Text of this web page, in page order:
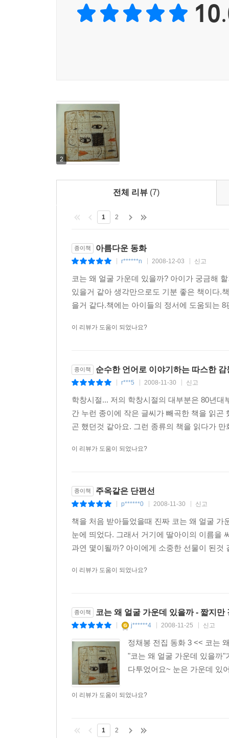
2
전체 리뷰 (7)
1 2
종이책 아름다운 동화
r******n 2008-12-03 신고
코는 왜 얼굴 가운데 있을까? 아이가 궁금해
있을거 같아 생각만으로도 기분 좋은 책이다.
을거 같다.책에는 아이들의 정서에 도움되는
이 리뷰가 도움이 되었나요?
종이책 순수한 언어로 이야기하는 따스한 감
r***5 2008-11-30 신고
학창시절... 저의 학창시절의 대부분은 80년
간 누런 종이에 작은 글씨가 빼곡한 책을 읽
곤 했던것 같아요. 그런 종류의 책을 읽다가
이 리뷰가 도움이 되었나요?
종이책 주옥같은 단편선
p******0 2008-11-30 신고
책을 처음 받아들었을때 진짜 코는 왜 얼굴
눈에 띄었다. 그래서 거기에 딸아이의 이름을
과연 몇이될까? 아이에게 소중한 선물이 된
이 리뷰가 도움이 되었나요?
종이책 코는 왜 얼굴 가운데 있을까 - 짧지
j******4 2008-11-25 신고
정채봉 전집 동화 3 << 코는
"코는 왜 얼굴 가운데 있을까
다투었어요~ 눈은 가운데 있
이 리뷰가 도움이 되었나요?
1 2